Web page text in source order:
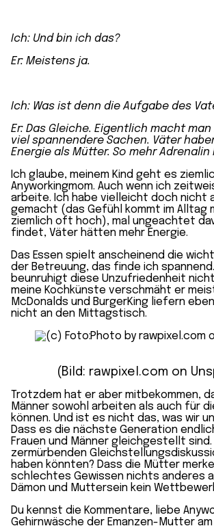
Ich: Und bin ich das?
Er: Meistens ja.
Ich: Was ist denn die Aufgabe des
Er: Das Gleiche. Eigentlich macht man
viel spannendere Sachen. Väter
Energie als Mütter. So mehr Adrenalin
Ich glaube, meinem Kind geht es
Anyworkingmom. Auch wenn ich
arbeite. Ich habe vielleicht doch nicht
gemacht (das Gefühl kommt im Alltag
ziemlich oft hoch), mal ungeachtet
findet, Väter hätten mehr Energie.
Das Essen spielt anscheinend die
der Betreuung, das finde ich
beunruhigt diese Unzufriedenheit
meine Kochkünste verschmäht er
McDonalds und BurgerKing liefern
nicht an den Mittagstisch.
(Bild: rawpixel.com on
Trotzdem hat er aber mitbekommen,
Männer sowohl arbeiten als auch für
können. Und ist es nicht das, was wir
Dass es die nächste Generation
Frauen und Männer gleichgestellt
zermürbenden
haben könnten? Dass die Mütter
schlechtes Gewissen nichts anderes
Dämon und Muttersein kein
Du kennst die Kommentare, liebe
Gehirnwäsche der Emanzen-Mutter